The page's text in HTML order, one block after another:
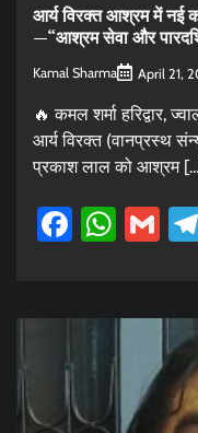
आर्य विरक्त आश्रम में नई
—“आश्रम सेवा और
Kamal Sharma April 21,
🔥 कमल शर्मा हरिद्वार,
आर्य विरक्त (वानप्रस्थ
प्रकाश लाल को आश्रम